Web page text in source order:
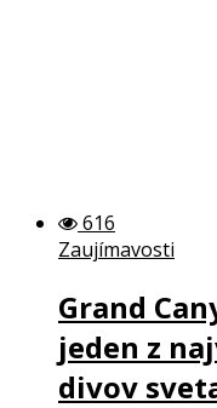
616
Zaujímavosti
Grand
jeden z
divov